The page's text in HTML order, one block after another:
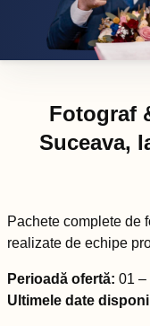
Fotograf
Suceava,
Pachete complete de
realizate de echipe
Perioadă ofertă: 01 –
Ultimele date